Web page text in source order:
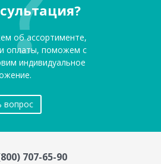
об ассортименте,
оплаты, поможем с
индивидуальное
вопрос
707-65-90